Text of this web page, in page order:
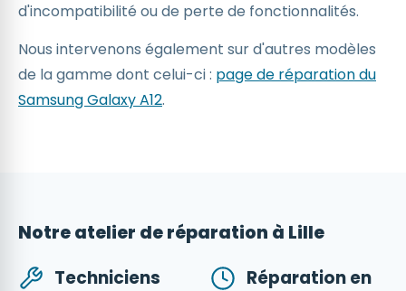
d'incompatibilité ou de perte de fonctionnalités.
Nous intervenons également sur d'autres modèles
de la gamme dont celui-ci : page de réparation du
Samsung Galaxy A12.
Notre atelier de réparation à Lille
Techniciens
Réparation en